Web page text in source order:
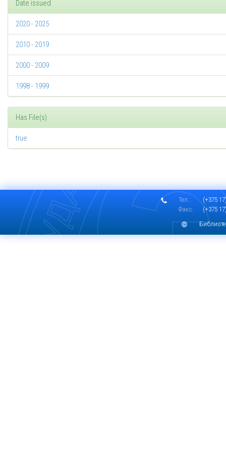
Date issued
2020 - 2025
2010 - 2019
2000 - 2009
1998 - 1999
Has File(s)
true
Тел.:
(+375
Факс:
(+375